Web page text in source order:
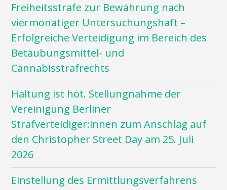
Freiheitsstrafe zur Bewährung nach
viermonatiger Untersuchungshaft –
Erfolgreiche Verteidigung im Bereich des
Betäubungsmittel- und
Cannabisstrafrechts
Haltung ist hot. Stellungnahme der
Vereinigung Berliner
Strafverteidiger:innen zum Anschlag auf
den Christopher Street Day am 25. Juli
2026
Einstellung des Ermittlungsverfahrens